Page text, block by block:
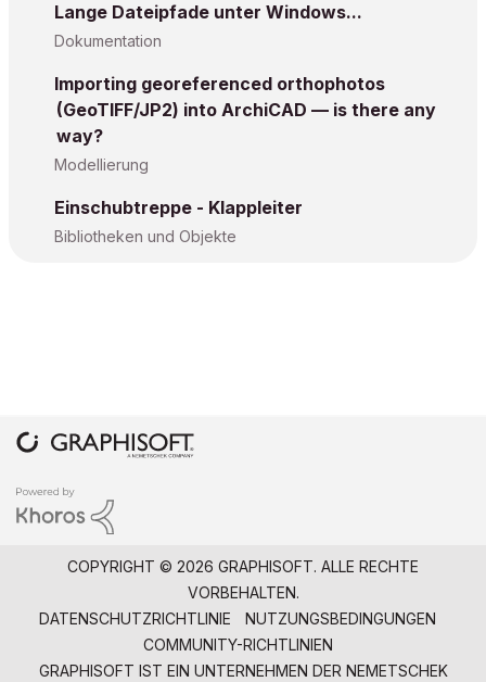
Lange Dateipfade unter Windows...
Dokumentation
Importing georeferenced orthophotos
(GeoTIFF/JP2) into ArchiCAD — is there any
way?
Modellierung
Einschubtreppe - Klappleiter
Bibliotheken und Objekte
COPYRIGHT © 2026 GRAPHISOFT. ALLE RECHTE
VORBEHALTEN.
DATENSCHUTZRICHTLINIE
NUTZUNGSBEDINGUNGEN
COMMUNITY-RICHTLINIEN
GRAPHISOFT IST EIN UNTERNEHMEN DER NEMETSCHEK